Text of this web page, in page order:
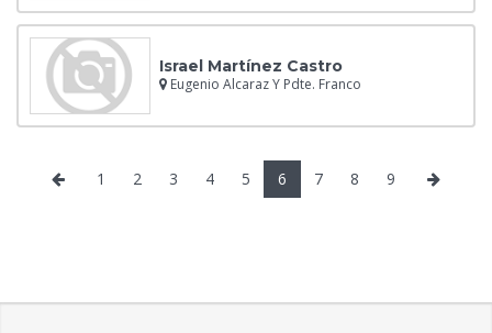
Israel Martínez Castro
Eugenio Alcaraz Y Pdte. Franco
1 2 3 4 5 6 7 8 9